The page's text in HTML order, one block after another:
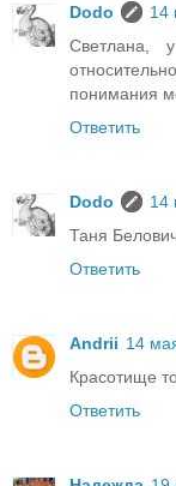
Dodo
14
Светлана,
понимания
Ответить
Dodo
14
Таня
Ответить
Andrii 14
Красотище
Ответить